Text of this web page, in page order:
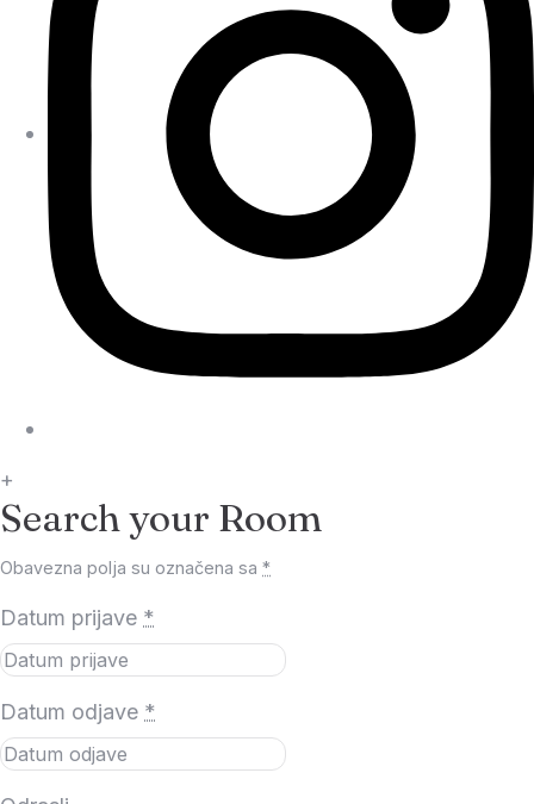
+
Search your Room
Obavezna polja su označena sa *
Datum prijave *
Datum odjave *